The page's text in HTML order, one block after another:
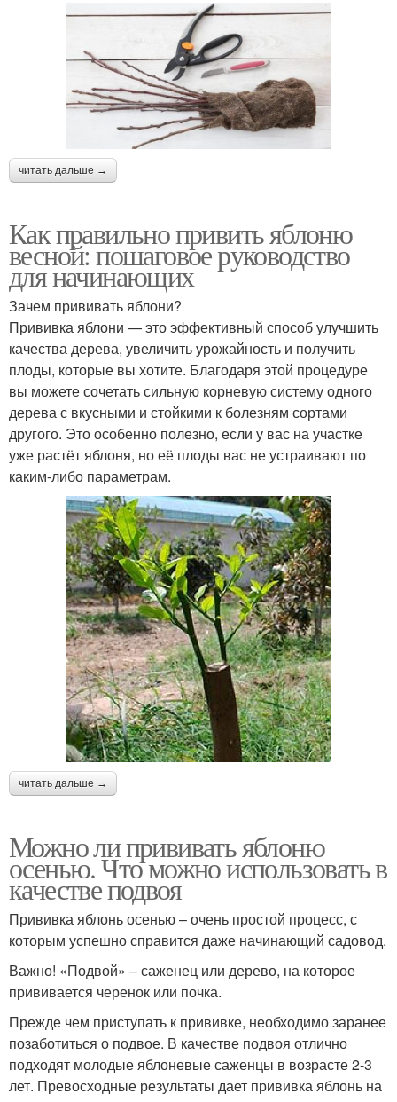
читать дальше →
Как правильно привить яблоню
весной: пошаговое руководство
для начинающих
Зачем прививать яблони?
Прививка яблони — это эффективный способ улучшить
качества дерева, увеличить урожайность и получить
плоды, которые вы хотите. Благодаря этой процедуре
вы можете сочетать сильную корневую систему одного
дерева с вкусными и стойкими к болезням сортами
другого. Это особенно полезно, если у вас на участке
уже растёт яблоня, но её плоды вас не устраивают по
каким-либо параметрам.
читать дальше →
Можно ли прививать яблоню
осенью. Что можно использовать в
качестве подвоя
Прививка яблонь осенью – очень простой процесс, с
которым успешно справится даже начинающий садовод.
Важно! «Подвой» – саженец или дерево, на которое
прививается черенок или почка.
Прежде чем приступать к прививке, необходимо заранее
позаботиться о подвое. В качестве подвоя отлично
подходят молодые яблоневые саженцы в возрасте 2-3
лет. Превосходные результаты дает прививка яблонь на